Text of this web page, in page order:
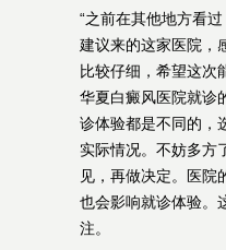
“之前在其他地方看
建议来的这家医院，
比较仔细，希望这次
华夏白癜风医院就诊
诊体验都是不同的，
实际情况。不妨多方
见，再做决定。医院
也会影响就诊体验。
注。